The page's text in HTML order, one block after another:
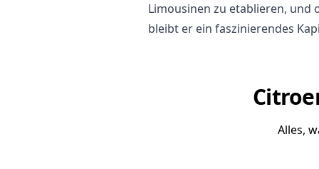
Limousinen zu etablieren,
bleibt er ein faszinierendes
Alles,